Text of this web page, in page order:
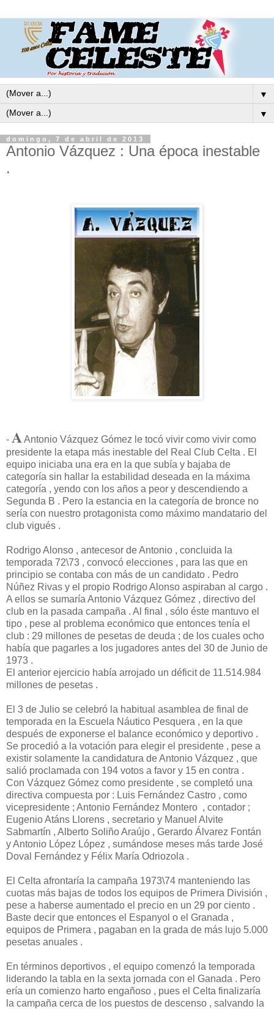
▼
▼
domingo, 7 de abril de 2013
Antonio Vázquez : Una época inestable
.
- AAntonio Vázquez Gómez le tocó vivir como vivir como
presidente la etapa más inestable del Real Club Celta . El
equipo iniciaba una era en la que subía y bajaba de
categoría sin hallar la estabilidad deseada en la máxima
categoría , yendo con los años a peor y descendiendo a
Segunda B . Pero la estancia en la categoría de bronce no
sería con nuestro protagonista como máximo mandatario del
club vigués .
Rodrigo Alonso , antecesor de Antonio , concluida la
temporada 72\73 , convocó elecciones , para las que en
principio se contaba con más de un candidato . Pedro
Núñez Rivas y el propio Rodrigo Alonso aspiraban al cargo .
A ellos se sumaría Antonio Vázquez Gómez , directivo del
club en la pasada campaña . Al final , sólo éste mantuvo el
tipo , pese al problema económico que entonces tenía el
club : 29 millones de pesetas de deuda ; de los cuales ocho
había que pagarles a los jugadores antes del 30 de Junio de
1973 .
El anterior ejercicio había arrojado un déficit de 11.514.984
millones de pesetas .
El 3 de Julio se celebró la habitual asamblea de final de
temporada en la Escuela Náutico Pesquera , en la que
después de exponerse el balance económico y deportivo .
Se procedió a la votación para elegir el presidente , pese a
existir solamente la candidatura de Antonio Vázquez , que
salió proclamada con 194 votos a favor y 15 en contra .
Con Vázquez Gómez como presidente , se completó una
directiva compuesta por : Luis Fernández Castro , como
vicepresidente ; Antonio Fernández Montero , contador ;
Eugenio Atáns Llorens , secretario y Manuel Alvite
Sabmartín , Alberto Soliño Araújo , Gerardo Álvarez Fontán
y Antonio López López , sumándose meses más tarde José
Doval Fernández y Félix María Odriozola .
El Celta afrontaría la campaña 1973\74 manteniendo las
cuotas más bajas de todos los equipos de Primera División ,
pese a haberse aumentado el precio en un 29 por ciento .
Baste decir que entonces el Espanyol o el Granada ,
equipos de Primera , pagaban en la grada de más lujo 5.000
pesetas anuales .
En términos deportivos , el equipo comenzó la temporada
liderando la tabla en la sexta jornada con el Ganada . Pero
ería un comienzo harto engañoso , pues el Celta finalizaría
la campaña cerca de los puestos de descenso , salvando la